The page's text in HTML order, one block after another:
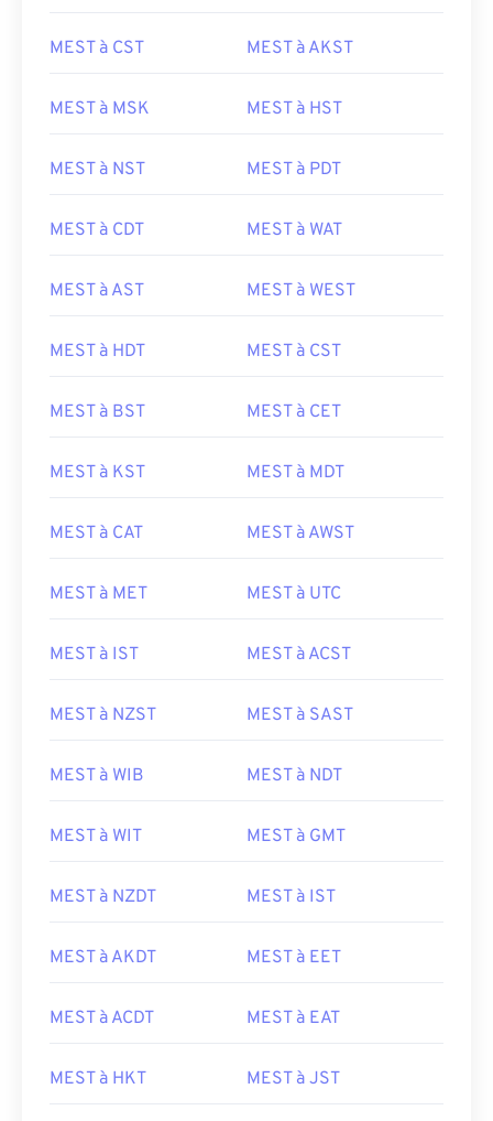
MEST à CST MEST à AKST
MEST à MSK MEST à HST
MEST à NST MEST à PDT
MEST à CDT MEST à WAT
MEST à AST MEST à WEST
MEST à HDT MEST à CST
MEST à BST MEST à CET
MEST à KST MEST à MDT
MEST à CAT MEST à AWST
MEST à MET MEST à UTC
MEST à IST MEST à ACST
MEST à NZST MEST à SAST
MEST à WIB MEST à NDT
MEST à WIT MEST à GMT
MEST à NZDT MEST à IST
MEST à AKDT MEST à EET
MEST à ACDT MEST à EAT
MEST à HKT MEST à JST